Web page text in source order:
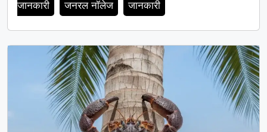
जानकारी जनरल नॉलेज जानकारी